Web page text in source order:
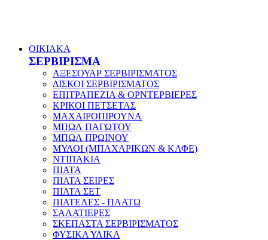
ΟΙΚΙΑΚΑ
ΣΕΡΒΙΡΙΣΜΑ
ΑΞΕΣΟΥΑΡ ΣΕΡΒΙΡΙΣΜΑΤΟΣ
ΔΙΣΚΟΙ ΣΕΡΒΙΡΙΣΜΑΤΟΣ
ΕΠΙΤΡΑΠΕΖΙΑ & ΟΡΝΤΕΡΒΙΕΡΕΣ
ΚΡΙΚΟΙ ΠΕΤΣΕΤΑΣ
ΜΑΧΑΙΡΟΠΙΡΟΥΝΑ
ΜΠΩΛ ΠΑΓΩΤΟΥ
ΜΠΩΛ ΠΡΩΙΝΟΥ
ΜΥΛΟΙ (ΜΠΑΧΑΡΙΚΩΝ & ΚΑΦΕ)
ΝΤΙΠΑΚΙΑ
ΠΙΑΤΑ
ΠΙΑΤΑ ΣΕΙΡΕΣ
ΠΙΑΤΑ ΣΕΤ
ΠΙΑΤΕΛΕΣ - ΠΛΑΤΩ
ΣΑΛΑΤΙΕΡΕΣ
ΣΚΕΠΑΣΤΑ ΣΕΡΒΙΡΙΣΜΑΤΟΣ
ΦΥΣΙΚΑ ΥΛΙΚΑ